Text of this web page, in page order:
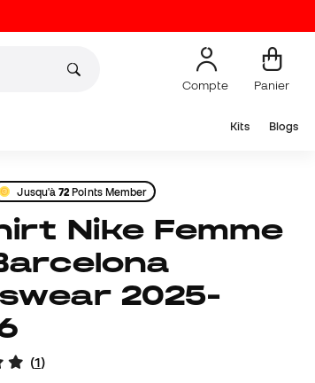
Compte Panier
Kits Blogs
Jusqu'à72 Points Member
2025-
(1)